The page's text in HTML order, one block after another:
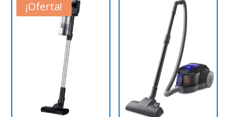
¡Oferta!